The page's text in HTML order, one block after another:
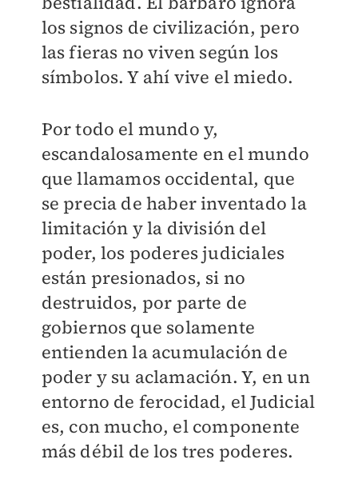
los signos de civilización, pero
las fieras no viven según los
símbolos. Y ahí vive el miedo.
Por todo el mundo y,
escandalosamente en el mundo
que llamamos occidental, que
se precia de haber inventado la
limitación y la división del
poder, los poderes judiciales
están presionados, si no
destruidos, por parte de
gobiernos que solamente
entienden la acumulación de
poder y su aclamación. Y, en un
entorno de ferocidad, el Judicial
es, con mucho, el componente
más débil de los tres poderes.